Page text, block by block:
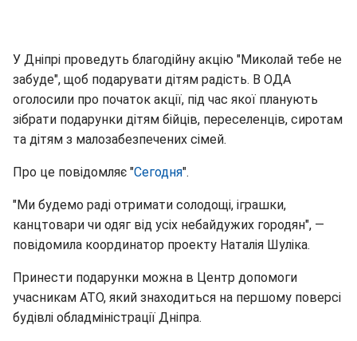
У Дніпрі проведуть благодійну акцію "Миколай тебе не
забуде", щоб подарувати дітям радість. В ОДА
оголосили про початок акції, під час якої планують
зібрати подарунки дітям бійців, переселенців, сиротам
та дітям з малозабезпечених сімей.
Про це повідомляє "Сегодня".
"Ми будемо раді отримати солодощі, іграшки,
канцтовари чи одяг від усіх небайдужих городян", —
повідомила координатор проекту Наталія Шуліка.
Принести подарунки можна в Центр допомоги
учасникам АТО, який знаходиться на першому поверсі
будівлі обладміністрації Дніпра.